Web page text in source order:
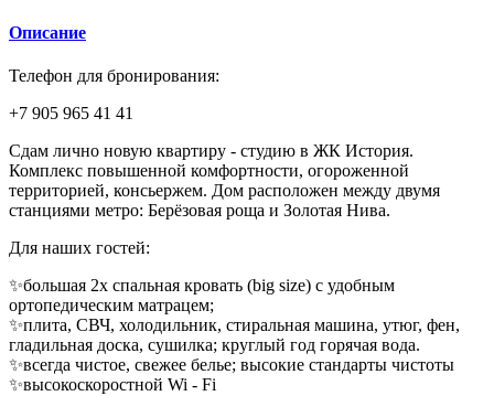
Описание
Телефон для бронирования:
+7 905 965 41 41
Сдам лично новую квартиру - студию в ЖК История.
Комплекс повышенной комфортности, огороженной
территорией, консьержем. Дом расположен между двумя
станциями метро: Берёзовая роща и Золотая Нива.
Для наших гостей:
✨большая 2х спальная кровать (big size) с удобным
ортопедическим матрацем;
✨плита, СВЧ, холодильник, стиральная машина, утюг, фен,
гладильная доска, сушилка; круглый год горячая вода.
✨всегда чистое, свежее белье; высокие стандарты чистоты
✨высокоскоростной Wi - Fi